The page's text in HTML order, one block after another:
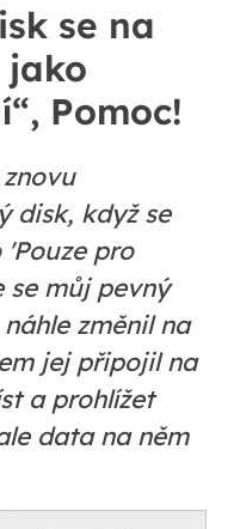
se na
jako
Pomoc!
disk, když se
pro
se můj pevný
změnil na
jej připojil na
a prohlížet
data na něm